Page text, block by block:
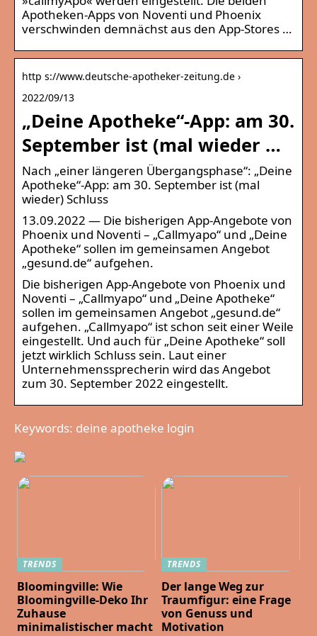
Apotheken-Apps von Noventi und Phoenix
verschwinden demnächst aus den App-Stores …
http s://www.deutsche-apotheker-zeitung.de ›
2022/09/13
„Deine Apotheke“-App: am 30.
September ist (mal wieder …
Nach „einer längeren Übergangsphase“: „Deine
Apotheke“-App: am 30. September ist (mal
wieder) Schluss
13.09.2022 — Die bisherigen App-Angebote von
Phoenix und Noventi – „Callmyapo“ und „Deine
Apotheke“ sollen im gemeinsamen Angebot
„gesund.de“ aufgehen.
Die bisherigen App-Angebote von Phoenix und
Noventi – „Callmyapo“ und „Deine Apotheke“
sollen im gemeinsamen Angebot „gesund.de“
aufgehen. „Callmyapo“ ist schon seit einer Weile
eingestellt. Und auch für „Deine Apotheke“ soll
jetzt wirklich Schluss sein. Laut einer
Unternehmenssprecherin wird das Angebot
zum 30. September 2022 eingestellt.
Keywords: deine apotheke login
TRENDS
Bloomingville: Wie
Bloomingville-Deko Ihr
Zuhause
minimalistischer macht
TRENDS
Der lange Weg zur
Traumfigur: eine Frage
von Genuss und
Motivation